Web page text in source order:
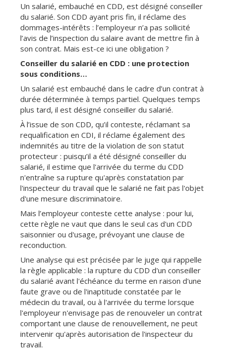
Un salarié, embauché en CDD, est désigné conseiller
du salarié. Son CDD ayant pris fin, il réclame des
dommages-intérêts : l’employeur n’a pas sollicité
l’avis de l’inspection du salaire avant de mettre fin à
son contrat. Mais est-ce ici une obligation ?
Conseiller du salarié en CDD : une protection
sous conditions…
Un salarié est embauché dans le cadre d’un contrat à
durée déterminée à temps partiel. Quelques temps
plus tard, il est désigné conseiller du salarié.
À l’issue de son CDD, qu’il conteste, réclamant sa
requalification en CDI, il réclame également des
indemnités au titre de la violation de son statut
protecteur : puisqu’il a été désigné conseiller du
salarié, il estime que l'arrivée du terme du CDD
n'entraîne sa rupture qu'après constatation par
l'inspecteur du travail que le salarié ne fait pas l'objet
d'une mesure discriminatoire.
Mais l’employeur conteste cette analyse : pour lui,
cette règle ne vaut que dans le seul cas d'un CDD
saisonnier ou d'usage, prévoyant une clause de
reconduction.
Une analyse qui est précisée par le juge qui rappelle
la règle applicable : la rupture du CDD d'un conseiller
du salarié avant l'échéance du terme en raison d'une
faute grave ou de l'inaptitude constatée par le
médecin du travail, ou à l'arrivée du terme lorsque
l'employeur n'envisage pas de renouveler un contrat
comportant une clause de renouvellement, ne peut
intervenir qu'après autorisation de l'inspecteur du
travail.